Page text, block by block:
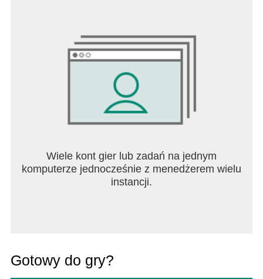
Wiele kont gier lub zadań na jednym
komputerze jednocześnie z menedżerem wielu
instancji.
Gotowy do gry?